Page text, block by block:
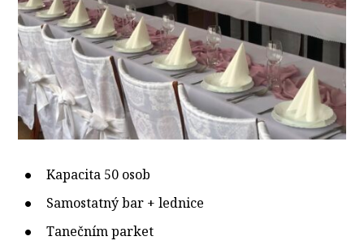
Kapacita 50 osob
Samostatný bar + lednice
Tanečním parket